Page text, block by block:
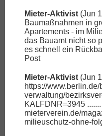
Mieter-Aktivist (Jun
Baumaßnahmen in
Apartements - im
das Bauamt nicht so
es schnell ein
Post
Mieter-Aktivist (Jun
https://
verwaltung/
KALFDNR=3945
mieterverein.de/
milieuschutz-ohne-